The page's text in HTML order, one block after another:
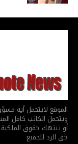
الموقع لايتحمل أية
ويتحمل الكاتب كامل
أو تنتهك حقوق
حق الرد للجميع